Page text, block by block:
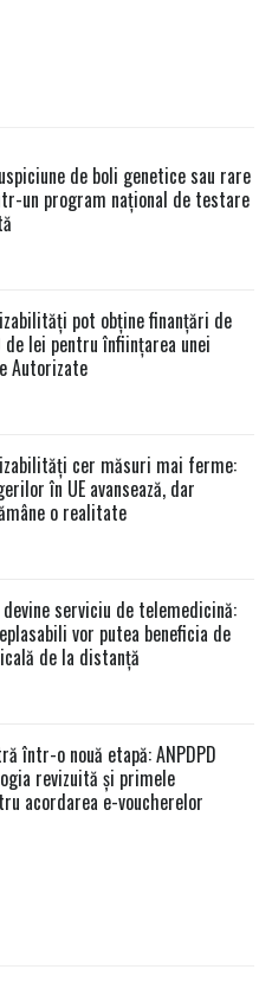
de boli genetice sau rare
un program național de testare
pot obține finanțări de
de lei pentru înființarea unei
Autorizate
cer măsuri mai ferme:
în UE avansează, dar
o realitate
serviciu de telemedicină:
vor putea beneficia de
de la distanță
într-o nouă etapă: ANPDPD
revizuită și primele
acordarea e-voucherelor